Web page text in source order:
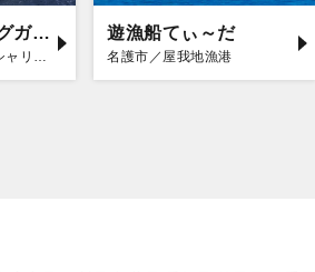
糸満フィッシングガイド 龍神丸
糸満市／糸満フィッシャリーナ
遊漁船てぃ～だ
名護市／屋我地漁港